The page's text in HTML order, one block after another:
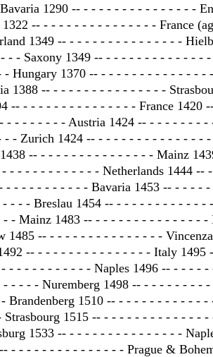
1290 -- - - - - - - - - - - - - - - -
-- - - - - - - - - - - - - - - - France
1349 -- - - - - - - - - - - - - - - -
- - Saxony 1349 -- - - - - - - - - - - - - -
Hungary 1370 -- - - - - - - - - - - - - - -
1388 -- - - - - - - - - - - - - - - -
-- - - - - - - - - - - - - - - - France 1420
- - - - - - - - Austria 1424 -- - - - - - - - -
- Zurich 1424 -- - - - - - - - - - - - - - - -
-- - - - - - - - - - - - - - - - Mainz
- - - - - - - - - - - - Netherlands 1444 --
- - - - - - - - - - - Bavaria 1453 -- - - - -
- - - Breslau 1454 -- - - - - - - - - - - - -
- Mainz 1483 -- - - - - - - - - - - - - - - -
1485 -- - - - - - - - - - - - - - - -
-- - - - - - - - - - - - - - - - Italy 1495
- - - - - - - - - - - Naples 1496 -- - - - -
- - - - Nuremberg 1498 -- - - - - - - - -
Brandenberg 1510 -- - - - - - - - - - - - -
1515 -- - - - - - - - - - - - - - -
1533 -- - - - - - - - - - - - - - - -
- - - - - - - - - - - - - - - Prague &